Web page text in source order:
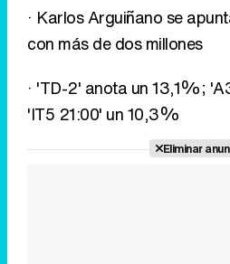
· Karlos Arguiñano se
con más de dos millones
· 'TD-2' anota un 13,1%;
'IT5 21:00' un 10,3%
Eliminar